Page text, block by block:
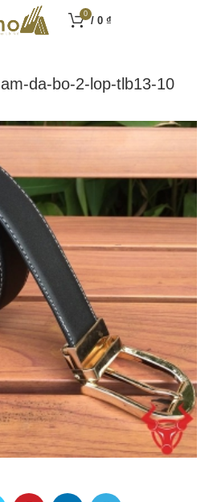
0
/ 0 ₫
da-bo-2-lop-tlb13-10